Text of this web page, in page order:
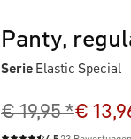
Panty,
Serie Elastic Special
€ 19,95 *€